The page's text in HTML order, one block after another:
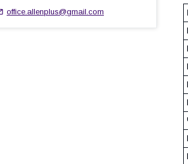
office.allenplus@gmail.com